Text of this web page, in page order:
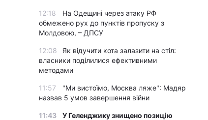
12:18
На Одещині через атаку РФ
обмежено рух до пунктів пропуску з
Молдовою, – ДПСУ
12:08
Як відучити кота залазити на стіл:
власники поділилися ефективними
методами
11:57
"Ми вистоїмо, Москва ляже": Мадяр
назвав 5 умов завершення війни
11:43
У Геленджику знищено позицію